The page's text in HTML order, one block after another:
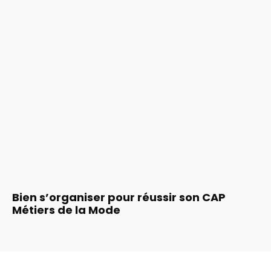
Bien s’organiser pour réussir son CAP
Métiers de la Mode